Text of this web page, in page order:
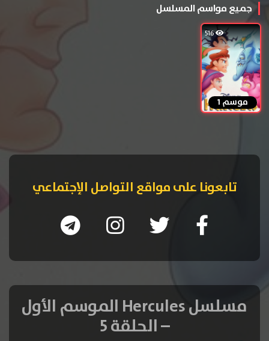
جميع مواسم المسلسل
516
موسم 1
تابعونا على مواقع التواصل الإجتماعي
مسلسل Hercules الموسم الأول
– الحلقة 5